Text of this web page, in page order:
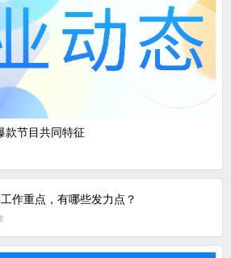
视自动续费专项治理
化电视技术标准白皮书
款节目共同特征
作重点，有哪些发力点？